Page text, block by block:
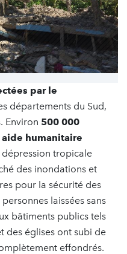
par le
départements du Sud,
Environ 500 000
humanitaire
tropicale
des inondations et
pour la sécurité des
laissées sans
bâtiments publics tels
des églises ont subi de
effondrés.